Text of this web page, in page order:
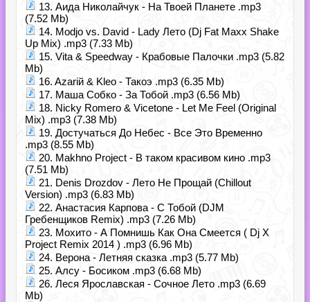
13. Аида Николайчук - На Твоей Планете .mp3
(7.52 Mb)
14. Modjo vs. David - Lady Лето (Dj Fat Maxx Shake
Up Mix) .mp3 (7.33 Mb)
15. Vita & Speedway - Крабовые Палочки .mp3 (5.82
Mb)
16. Azarій & Kleo - Такоэ .mp3 (6.35 Mb)
17. Маша Собко - За Тобой .mp3 (6.56 Mb)
18. Nicky Romero & Vicetone - Let Me Feel (Original
Mix) .mp3 (7.38 Mb)
19. Достучаться До Небес - Все Это Временно
.mp3 (8.55 Mb)
20. Makhno Project - В таком красивом кино .mp3
(7.51 Mb)
21. Denis Drozdov - Лето Не Прощай (Chillout
Version) .mp3 (6.83 Mb)
22. Анастасия Карпова - С Тобой (DJM
Гребенщиков Remix) .mp3 (7.26 Mb)
23. Мохито - А Помнишь Как Она Смеется ( Dj X
Project Remix 2014 ) .mp3 (6.96 Mb)
24. Верона - Летняя сказка .mp3 (5.77 Mb)
25. Алсу - Босиком .mp3 (6.68 Mb)
26. Леся Ярославская - Сочное Лето .mp3 (6.69
Mb)